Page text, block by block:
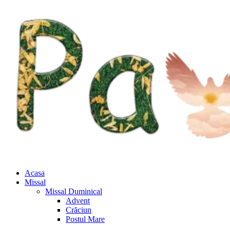
Acasa
Missal
Missal Duminical
Advent
Crăciun
Postul Mare